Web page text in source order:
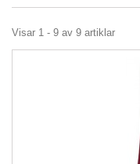
Visar 1 - 9 av 9 artiklar